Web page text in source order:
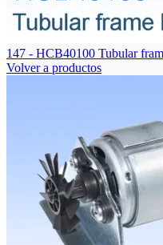
147 - HCB40100 Tubular
Volver a productos